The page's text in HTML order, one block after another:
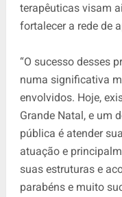
terapêuticas visam
fortalecer a rede de
“O sucesso desses
numa significativa
envolvidos. Hoje,
Grande Natal, e um
pública é atender
atuação e
suas estruturas e
parabéns e muito